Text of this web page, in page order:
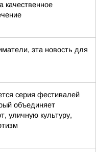
качественное
эта новость для
серия фестивалей
объединяет
уличную культуру,